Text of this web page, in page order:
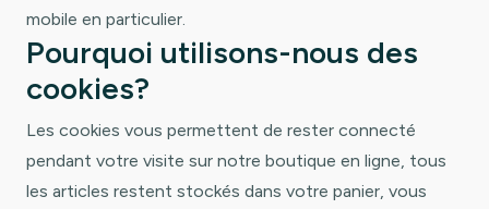
mobile en particulier.
Pourquoi utilisons-nous des
cookies?
Les cookies vous permettent de rester connecté
pendant votre visite sur notre boutique en ligne, tous
les articles restent stockés dans votre panier, vous